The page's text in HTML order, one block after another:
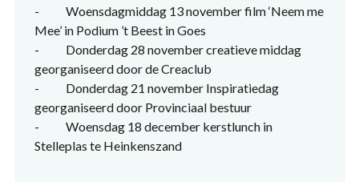
- Woensdagmiddag 13 november film ‘Neem me
Mee’ in Podium ’t Beest in Goes
- Donderdag 28 november creatieve middag
georganiseerd door de Creaclub
- Donderdag 21 november Inspiratiedag
georganiseerd door Provinciaal bestuur
- Woensdag 18 december kerstlunch in
Stelleplas te Heinkenszand